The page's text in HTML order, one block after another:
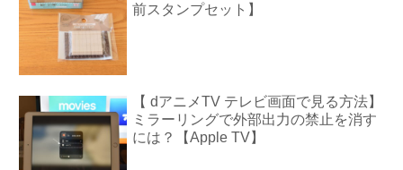
前スタンプセット】
【 dアニメTV テレビ画面で見る方法】
ミラーリングで外部出力の禁止を消す
には？【Apple TV】